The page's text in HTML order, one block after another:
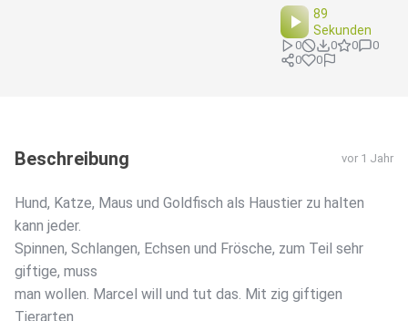
89
Sekunden
0 0 0
0
0
0
Beschreibung vor 1 Jahr
Hund, Katze, Maus und Goldfisch als Haustier zu halten
kann jeder.
Spinnen, Schlangen, Echsen und Frösche, zum Teil sehr
giftige, muss
man wollen. Marcel will und tut das. Mit zig giftigen
Tierarten